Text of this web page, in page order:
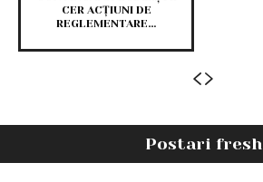
CER ACȚIUNI DE
REGLEMENTARE…
Postari fresh